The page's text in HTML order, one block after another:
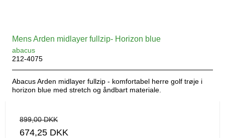
Mens Arden midlayer fullzip- Horizon blue
abacus
212-4075
Abacus Arden midlayer fullzip - komfortabel herre golf trøje i
horizon blue med stretch og åndbart materiale.
899,00 DKK
674,25 DKK